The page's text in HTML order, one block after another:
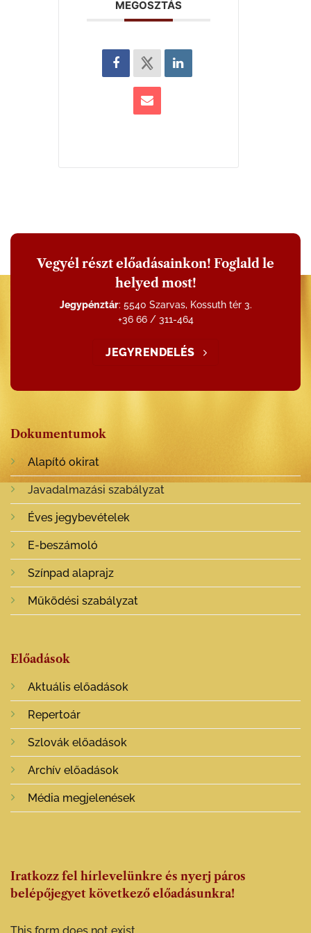
MEGOSZTÁS
Vegyél részt előadásainkon! Foglald le
helyed most!
Jegypénztár: 5540 Szarvas, Kossuth tér 3.
+36 66 / 311-464
JEGYRENDELÉS
Dokumentumok
Alapító okirat
Javadalmazási szabályzat
Éves jegybevételek
E-beszámoló
Színpad alaprajz
Működési szabályzat
Előadások
Aktuális előadások
Repertoár
Szlovák előadások
Archív előadások
Média megjelenések
Iratkozz fel hírlevelünkre és nyerj páros
belépőjegyet következő előadásunkra!